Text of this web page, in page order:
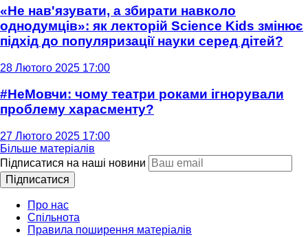
«Не нав'язувати, а збирати навколо
однодумців»: як лекторій Science Kids змінює
підхід до популяризації науки серед дітей?
28 Лютого 2025 17:00
#НеМовчи: чому театри роками ігнорували
проблему харасменту?
27 Лютого 2025 17:00
Більше матеріалів
Підписатися на наші новини
Підписатися
Про нас
Спільнота
Правила поширення матеріалів